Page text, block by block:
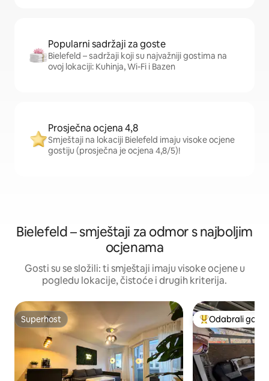
Popularni sadržaji za goste
Bielefeld – sadržaji koji su najvažniji gostima na
ovoj lokaciji: Kuhinja, Wi-Fi i Bazen
Prosječna ocjena 4,8
Smještaji na lokaciji Bielefeld imaju visoke ocjene
gostiju (prosječna je ocjena 4,8/5)!
Bielefeld – smještaji za odmor s najboljim
ocjenama
Gosti su se složili: ti smještaji imaju visoke ocjene u
pogledu lokacije, čistoće i drugih kriterija.
Superhost
Superhost Među najviše
Odabrali gosti